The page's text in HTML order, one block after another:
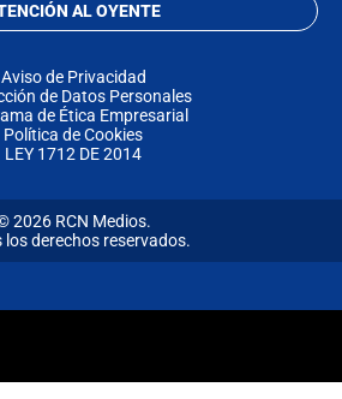
AL OYENTE
Aviso de Privacidad
de Datos Personales
de Ética Empresarial
Política de Cookies
LEY 1712 DE 2014
2026 RCN Medios.
los derechos reservados.